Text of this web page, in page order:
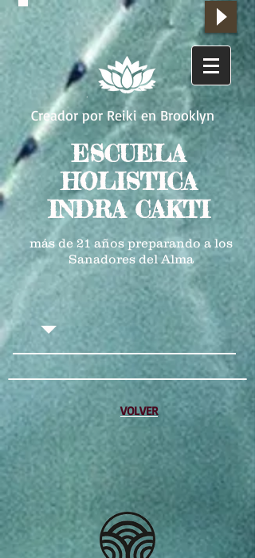
Creador por Reiki en Brooklyn
ESCUELA
HOLISTICA
INDRA CAKTI
más de 21 años preparando a los
Sanadores del Alma
VOLVER